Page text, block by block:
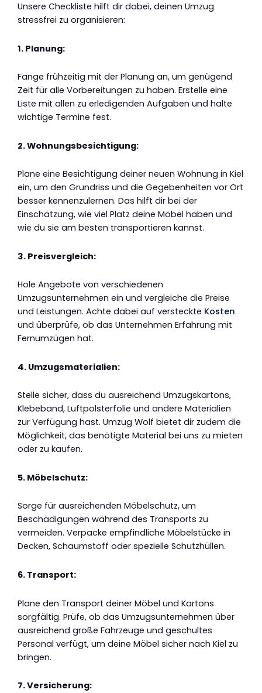
Unsere Checkliste hilft dir dabei, deinen Umzug
stressfrei zu organisieren:
1. Planung:
Fange frühzeitig mit der Planung an, um genügend
Zeit für alle Vorbereitungen zu haben. Erstelle eine
Liste mit allen zu erledigenden Aufgaben und halte
wichtige Termine fest.
2. Wohnungsbesichtigung:
Plane eine Besichtigung deiner neuen Wohnung in Kiel
ein, um den Grundriss und die Gegebenheiten vor Ort
besser kennenzulernen. Das hilft dir bei der
Einschätzung, wie viel Platz deine Möbel haben und
wie du sie am besten transportieren kannst.
3. Preisvergleich:
Hole Angebote von verschiedenen
Umzugsunternehmen ein und vergleiche die Preise
und Leistungen. Achte dabei auf versteckte Kosten
und überprüfe, ob das Unternehmen Erfahrung mit
Fernumzügen hat.
4. Umzugsmaterialien:
Stelle sicher, dass du ausreichend Umzugskartons,
Klebeband, Luftpolsterfolie und andere Materialien
zur Verfügung hast. Umzug Wolf bietet dir zudem die
Möglichkeit, das benötigte Material bei uns zu mieten
oder zu kaufen.
5. Möbelschutz:
Sorge für ausreichenden Möbelschutz, um
Beschädigungen während des Transports zu
vermeiden. Verpacke empfindliche Möbelstücke in
Decken, Schaumstoff oder spezielle Schutzhüllen.
6. Transport:
Plane den Transport deiner Möbel und Kartons
sorgfältig. Prüfe, ob das Umzugsunternehmen über
ausreichend große Fahrzeuge und geschultes
Personal verfügt, um deine Möbel sicher nach Kiel zu
bringen.
7. Versicherung: